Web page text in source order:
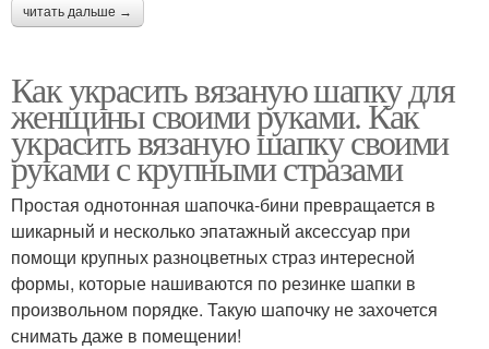
читать дальше →
Как украсить вязаную шапку для
женщины своими руками. Как
украсить вязаную шапку своими
руками с крупными стразами
Простая однотонная шапочка-бини превращается в
шикарный и несколько эпатажный аксессуар при
помощи крупных разноцветных страз интересной
формы, которые нашиваются по резинке шапки в
произвольном порядке. Такую шапочку не захочется
снимать даже в помещении!